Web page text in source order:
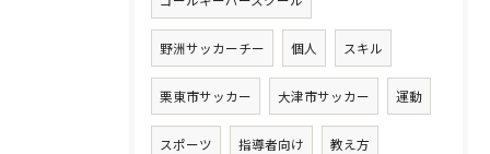
野洲サッカーチー 個人 スキル
栗東市サッカー 大津市サッカー 運動
スポーツ 指導者向け 教え方